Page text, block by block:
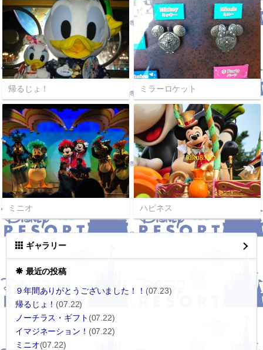
帰るじょ！ ミラーロケット
ミニオ ハピネス
ギャラリー
最近の投稿
９年間ありがとうございました！！ (07.23)
帰るじょ！ (07.22)
ノーチラス・ギフト (07.22)
イマジネーション！ (07.22)
ミニオ(07.22)